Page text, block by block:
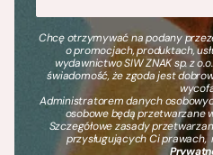
Chcę otrzymywać na podany
o promocjach, produktach,
wydawnictwo SIW ZNAK sp. z
świadomość, że zgoda jest
Administratorem danych
osobowe będą przetwarzane
Szczegółowe zasady
przysługujących Ci prawach,